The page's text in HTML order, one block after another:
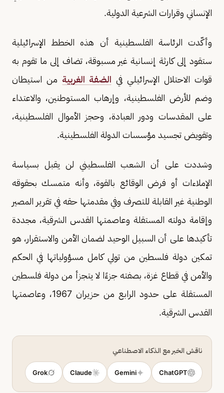
الإنساني وقرارات الشرعية الدولية.
وأكّدت الرئاسة الفلسطينية أن هذه الخطط الإسرائيلية
ستقود إلى كارثة إنسانية غير مسبوقة، تضاف إلى ما تقوم به
قوات الاحتلال الإسرائيلي في الضفة الغربية من استيطان
وضم للأرض الفلسطينية، وإرهاب المستوطنين، والاعتداء
على المقدسات ودور العبادة، وحجز الأموال الفلسطينية،
وتقويض تجسيد مؤسسات الدولة الفلسطينية.
وشددت على أن الشعب الفلسطيني لن يقبل بسياسة
الإملاءات أو فرض الوقائع بالقوة، وأنه متمسك بحقوقه
الوطنية غير القابلة للتصرف وفي مقدمتها حقه في تقرير المصير
وإقامة دولته المستقلة وعاصمتها القدس الشرقية، مجددة
تأكيدها على أن السبيل الوحيد لضمان الأمن والاستقرار، هو
تمكين دولة فلسطين من تولي كامل مسؤولياتها في الحكم
والأمن في قطاع غزة، بصفته جزءًا لا يتجزأ من دولة فلسطين
المستقلة على حدود الرابع من حزيران 1967، وعاصمتها
القدس الشرقية.
ناقش الخبر مع الذكاء الاصطناعي
ChatGPT
Gemini
Claude
Grok